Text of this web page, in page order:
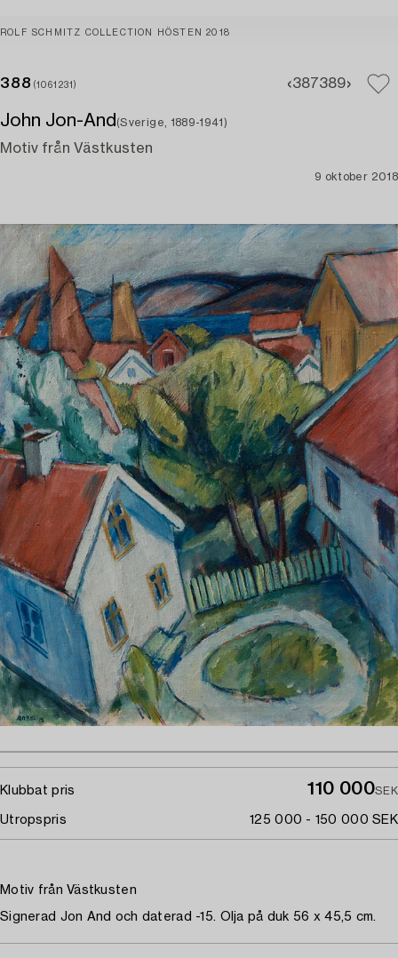
ROLF SCHMITZ COLLECTION HÖSTEN 2018
388 (1061231) 387389
John Jon-And (Sverige, 1889-1941)
Motiv från Västkusten
9 oktober 2018
Klubbat pris 110 000SEK
Utropspris 125 000 - 150 000 SEK
Motiv från Västkusten
Signerad Jon And och daterad -15. Olja på duk 56 x 45,5 cm.